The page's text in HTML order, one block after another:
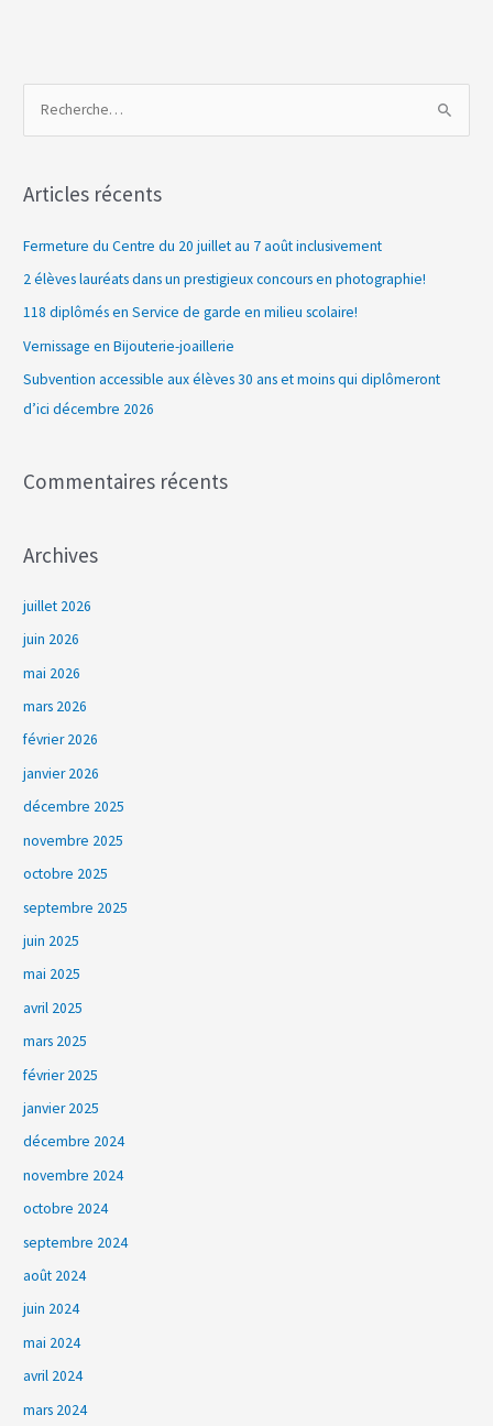
h
h
e
r
Articles récents
Fermeture du Centre du 20 juillet au 7 août inclusivement
2 élèves lauréats dans un prestigieux concours en photographie!
118 diplômés en Service de garde en milieu scolaire!
Vernissage en Bijouterie-joaillerie
Subvention accessible aux élèves 30 ans et moins qui diplômeront
d’ici décembre 2026
Commentaires récents
Archives
juillet 2026
juin 2026
mai 2026
mars 2026
février 2026
janvier 2026
décembre 2025
novembre 2025
octobre 2025
septembre 2025
juin 2025
mai 2025
avril 2025
mars 2025
février 2025
janvier 2025
décembre 2024
novembre 2024
octobre 2024
septembre 2024
août 2024
juin 2024
mai 2024
avril 2024
mars 2024